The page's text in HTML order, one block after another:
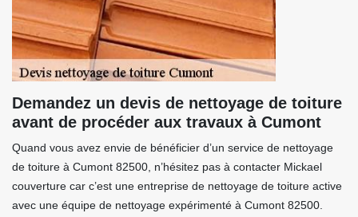
Demandez un devis de nettoyage de toiture
avant de procéder aux travaux à Cumont
Quand vous avez envie de bénéficier d’un service de nettoyage
de toiture à Cumont 82500, n’hésitez pas à contacter Mickael
couverture car c’est une entreprise de nettoyage de toiture active
avec une équipe de nettoyage expérimenté à Cumont 82500.